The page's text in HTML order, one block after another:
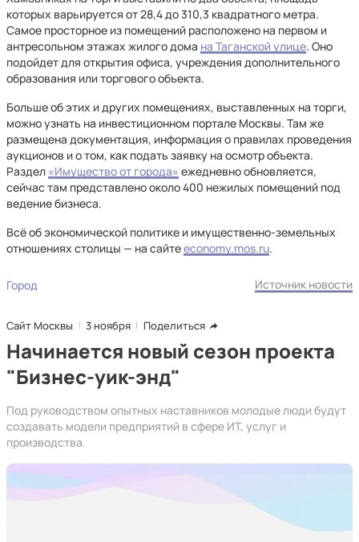
которых варьируется от 28,4 до 310,3 квадратного метра.
Самое просторное из помещений расположено на первом и
антресольном этажах жилого дома на Таганской улице. Оно
подойдет для открытия офиса, учреждения дополнительного
образования или торгового объекта.
Больше об этих и других помещениях, выставленных на торги,
можно узнать на инвестиционном портале Москвы. Там же
размещена документация, информация о правилах проведения
аукционов и о том, как подать заявку на осмотр объекта.
Раздел «Имущество от города» ежедневно обновляется,
сейчас там представлено около 400 нежилых помещений под
ведение бизнеса.
Всё об экономической политике и имущественно-земельных
отношениях столицы — на сайтеeconomy.mos.ru.
Город Источник новости
Сайт Москвы 3 ноября Поделиться
Начинается новый сезон проекта
"Бизнес-уик-энд"
Под руководством опытных наставников молодые люди будут
создавать модели предприятий в сфере ИТ, услуг и
производства.